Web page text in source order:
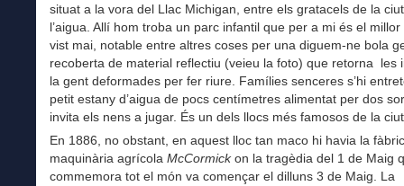
situat a la vora del Llac Michigan, entre els gratacels de la
l’aigua. Allí hom troba un parc infantil que per a mi és el
vist mai, notable entre altres coses per una diguem-ne bola
recoberta de material reflectiu (veieu la foto) que retorna les
la gent deformades per fer riure. Famílies senceres s’hi
petit estany d’aigua de pocs centímetres alimentat per dos
invita els nens a jugar. És un dels llocs més famosos de la
En 1886, no obstant, en aquest lloc tan maco hi havia la
maquinària agrícola McCormickon la tragèdia del 1 de Maig
commemora tot el món va començar el dilluns 3 de Maig. La